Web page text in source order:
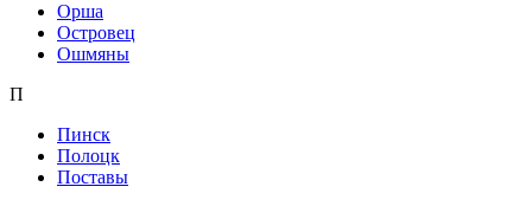
Орша
Островец
Ошмяны
П
Пинск
Полоцк
Поставы